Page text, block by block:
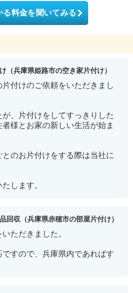
る料金を聞いてみる
（兵庫県姫路市の空き家片付け）
付けのご依頼をいただきまし
、片付けをしてすっきりした
様とお家の新しい生活が始ま
のお片付けをする際は当社に
します。
回収（兵庫県赤穂市の部屋片付け）
ただきました。
すので、兵庫県内であればす